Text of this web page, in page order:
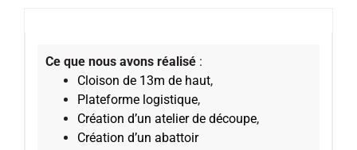
Ce que nous avons réalisé :
Cloison de 13m de haut,
Plateforme logistique,
Création d’un atelier de découpe,
Création d’un abattoir